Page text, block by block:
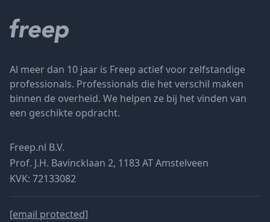
Al meer dan 10 jaar is Freep actief voor zelfstandige
professionals. Professionals die het verschil maken
binnen de overheid. We helpen ze bij het vinden van
een geschikte opdracht.
Freep.nl B.V.
Prof. J.H. Bavincklaan 2, 1183 AT Amstelveen
KVK: 72133082
[email protected]